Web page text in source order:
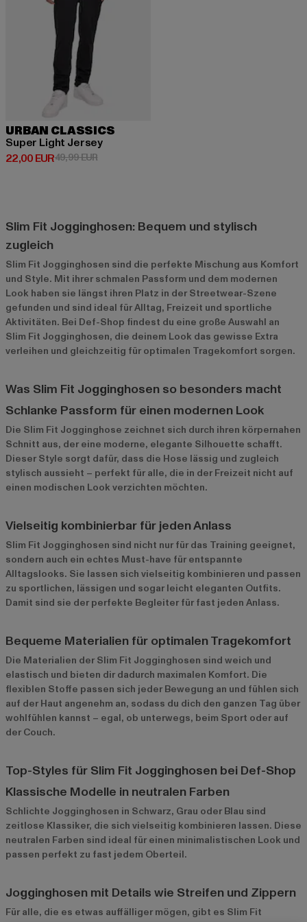
URBAN CLASSICS
Super Light Jersey
22,00 EUR
Derzeitiger Preis: 22,00 EUR
49,99 EURAktionspreis: 49,99 EUR
Slim Fit Jogginghosen: Bequem und stylisch
zugleich
Slim Fit Jogginghosen sind die perfekte Mischung aus Komfort
und Style. Mit ihrer schmalen Passform und dem modernen
Look haben sie längst ihren Platz in der Streetwear-Szene
gefunden und sind ideal für Alltag, Freizeit und sportliche
Aktivitäten. Bei Def-Shop findest du eine große Auswahl an
Slim Fit Jogginghosen, die deinem Look das gewisse Extra
verleihen und gleichzeitig für optimalen Tragekomfort sorgen.
Was Slim Fit Jogginghosen so besonders macht
Schlanke Passform für einen modernen Look
Die Slim Fit Jogginghose zeichnet sich durch ihren körpernahen
Schnitt aus, der eine moderne, elegante Silhouette schafft.
Dieser Style sorgt dafür, dass die Hose lässig und zugleich
stylisch aussieht – perfekt für alle, die in der Freizeit nicht auf
einen modischen Look verzichten möchten.
Vielseitig kombinierbar für jeden Anlass
Slim Fit Jogginghosen sind nicht nur für das Training geeignet,
sondern auch ein echtes Must-have für entspannte
Alltagslooks. Sie lassen sich vielseitig kombinieren und passen
zu sportlichen, lässigen und sogar leicht eleganten Outfits.
Damit sind sie der perfekte Begleiter für fast jeden Anlass.
Bequeme Materialien für optimalen Tragekomfort
Die Materialien der Slim Fit Jogginghosen sind weich und
elastisch und bieten dir dadurch maximalen Komfort. Die
flexiblen Stoffe passen sich jeder Bewegung an und fühlen sich
auf der Haut angenehm an, sodass du dich den ganzen Tag über
wohlfühlen kannst – egal, ob unterwegs, beim Sport oder auf
der Couch.
Top-Styles für Slim Fit Jogginghosen bei Def-Shop
Klassische Modelle in neutralen Farben
Schlichte Jogginghosen in Schwarz, Grau oder Blau sind
zeitlose Klassiker, die sich vielseitig kombinieren lassen. Diese
neutralen Farben sind ideal für einen minimalistischen Look und
passen perfekt zu fast jedem Oberteil.
Jogginghosen mit Details wie Streifen und Zippern
Für alle, die es etwas auffälliger mögen, gibt es Slim Fit